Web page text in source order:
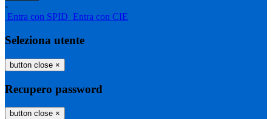
-
Entra con SPID Entra con CIE
Seleziona utente
button close ×
Recupero password
button close ×